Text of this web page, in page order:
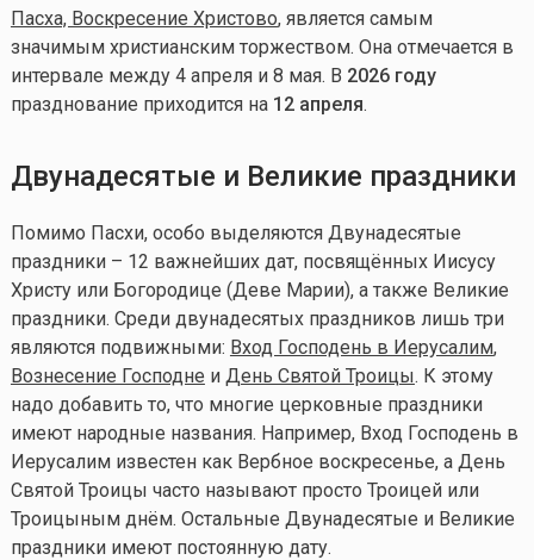
Пасха, Воскресение Христово, является самым
значимым христианским торжеством. Она отмечается в
интервале между 4 апреля и 8 мая. В 2026 году
празднование приходится на 12 апреля.
Двунадесятые и Великие праздники
Помимо Пасхи, особо выделяются Двунадесятые
праздники – 12 важнейших дат, посвящённых Иисусу
Христу или Богородице (Деве Марии), а также Великие
праздники. Среди двунадесятых праздников лишь три
являются подвижными: Вход Господень в Иерусалим,
Вознесение Господне и День Святой Троицы. К этому
надо добавить то, что многие церковные праздники
имеют народные названия. Например, Вход Господень в
Иерусалим известен как Вербное воскресенье, а День
Святой Троицы часто называют просто Троицей или
Троицыным днём. Остальные Двунадесятые и Великие
праздники имеют постоянную дату.